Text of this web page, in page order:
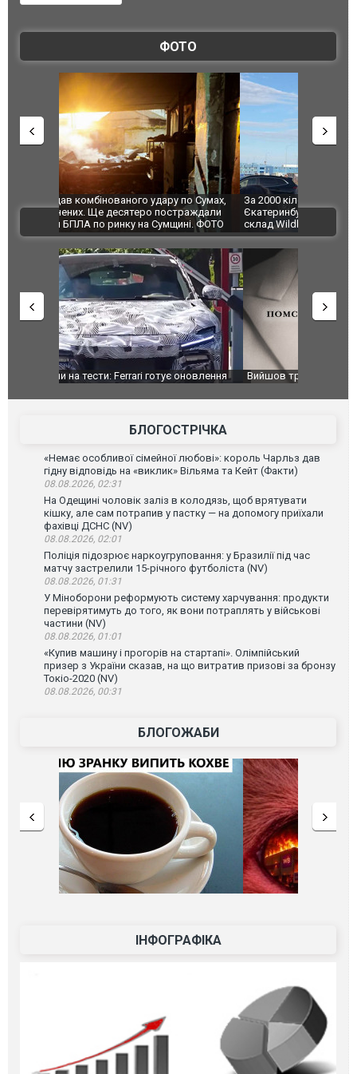
ФОТО
За 2000 кілометрів від кордону з Україною: в
Єкатеринбурзі після атаки дронів загорівся
склад Wildberries. ФОТО. ВІДЕО
"Мої
ВІДЕО
Вийшов трейлер нової екранізації легендарного
БЛОГОСТРІЧКА
«Немає особливої сімейної любові»: король Чарльз дав
гідну відповідь на «виклик» Вільяма та Кейт (Факти)
08.08.2026, 02:31
На Одещині чоловік заліз в колодязь, щоб врятувати
кішку, але сам потрапив у пастку — на допомогу приїхали
фахівці ДСНС (NV)
08.08.2026, 02:01
Поліція підозрює наркоугруповання: у Бразилії під час
матчу застрелили 15-річного футболіста (NV)
08.08.2026, 01:31
У Міноборони реформують систему харчування: продукти
перевірятимуть до того, як вони потраплять у військові
частини (NV)
08.08.2026, 01:01
«Купив машину і прогорів на стартапі». Олімпійський
призер з України сказав, на що витратив призові за бронзу
Токіо-2020 (NV)
08.08.2026, 00:31
БЛОГОЖАБИ
ІНФОГРАФІКА